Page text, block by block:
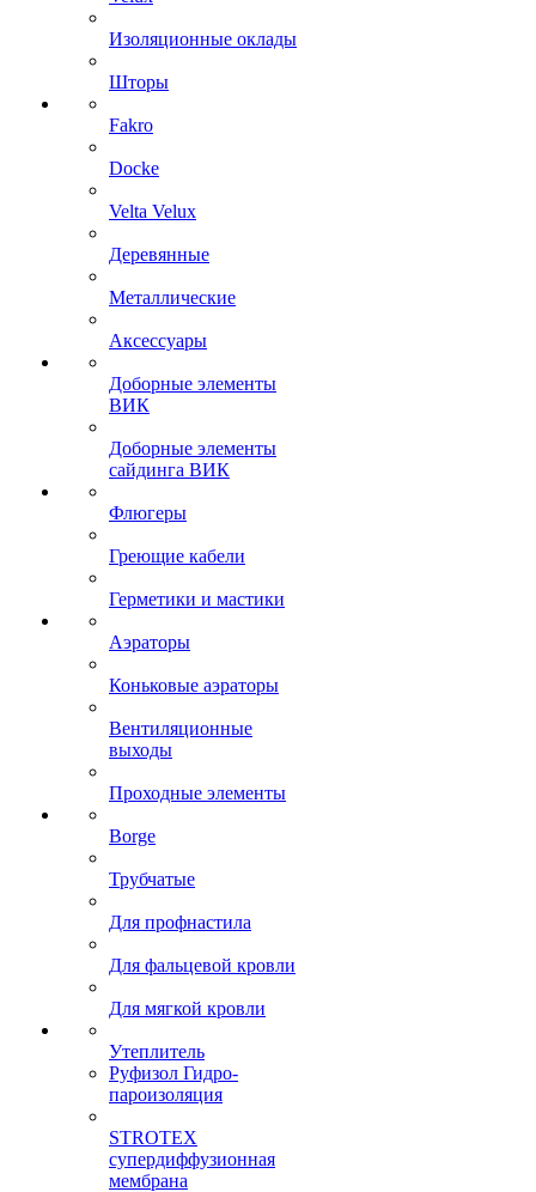
Изоляционные оклады
Шторы
Fakro
Docke
Velta Velux
Деревянные
Металлические
Аксессуары
Доборные элементы
ВИК
Доборные элементы
сайдинга ВИК
Флюгеры
Греющие кабели
Герметики и мастики
Аэраторы
Коньковые аэраторы
Вентиляционные
выходы
Проходные элементы
Borge
Трубчатые
Для профнастила
Для фальцевой кровли
Для мягкой кровли
Утеплитель
Руфизол Гидро-
пароизоляция
STROTEX
супердиффузионная
мембрана